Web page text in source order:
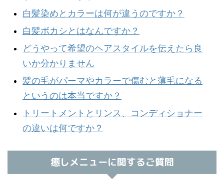
白髪染めとカラーは何が違うのですか？
白髪ボカシとはなんですか？
どうやって希望のヘアスタイルを伝えたら良
いか分かりません
髪の毛がパーマやカラーで傷むと薄毛になる
というのは本当ですか？
トリートメントとリンス、コンディショナー
の違いは何ですか？
癒しメニューに関するご質問